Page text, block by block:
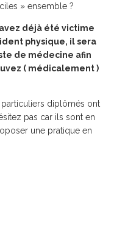
» ensemble ?
déjà été victime
physique, il sera
de médecine afin
( médicalement )
diplômés ont
pas car ils sont en
une pratique en